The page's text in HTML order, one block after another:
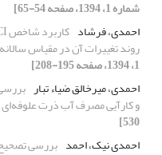
شماره 1، 1394، صفحه 54-65]
احمدی، فرشاد
روند تغییرات آن در مقیاس
1، 1394، صفحه 195-208]
احمدی، میرخالق ضیاء تبار
و کارآیی مصرف آب ذرت علوفه‌ای
530]
احمدی نیک، احمد بررسی